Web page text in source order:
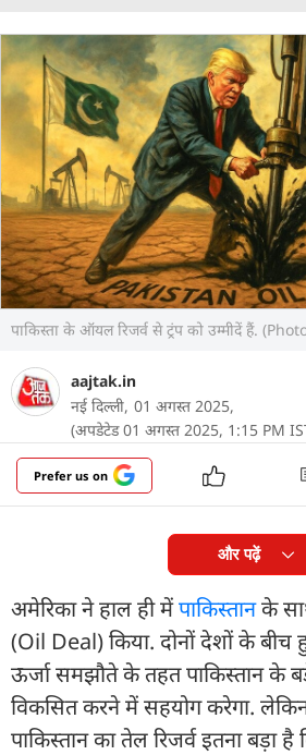
पाकिस्ता के ऑयल रिजर्व से ट्रंप को उम्मीदें हैं.
aajtak.in
नई दिल्ली, 01 अगस्त 2025,
(अपडेटेड 01 अगस्त 2025, 1:15 PM
Prefer us on
और पढ़ें
अमेरिका ने हाल ही मेंपाकिस्तानके
(Oil Deal) किया. दोनों देशों के बीच
ऊर्जा समझौते के तहत पाकिस्तान के
विकसित करने में सहयोग करेगा.
पाकिस्तान का तेल रिजर्व इतना बड़ा